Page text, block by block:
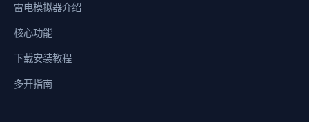
雷电模拟器介绍
核心功能
下载安装教程
多开指南